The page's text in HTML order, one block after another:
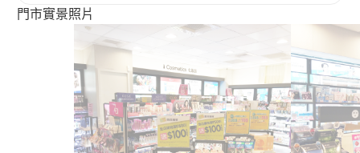
門市實景照片